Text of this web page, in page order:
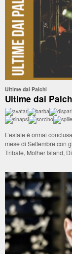
Ultime dai Palchi
Ultime dai
L’estate è ormai
mese di Settembre con
Tribale, Mother Island,